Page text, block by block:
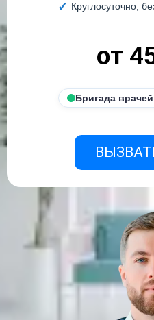
Круглосуточно,
от
Бригада